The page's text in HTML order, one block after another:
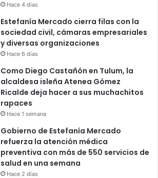
Hace 4 días
Estefanía Mercado cierra filas con la
sociedad civil, cámaras empresariales
y diversas organizaciones
Hace 6 días
Como Diego Castañón en Tulum, la
alcaldesa isleña Atenea Gómez
Ricalde deja hacer a sus muchachitos
rapaces
Hace 1 semana
Gobierno de Estefanía Mercado
refuerza la atención médica
preventiva con más de 550 servicios de
salud en una semana
Hace 2 días